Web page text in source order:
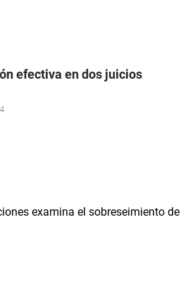
efectiva en dos juicios